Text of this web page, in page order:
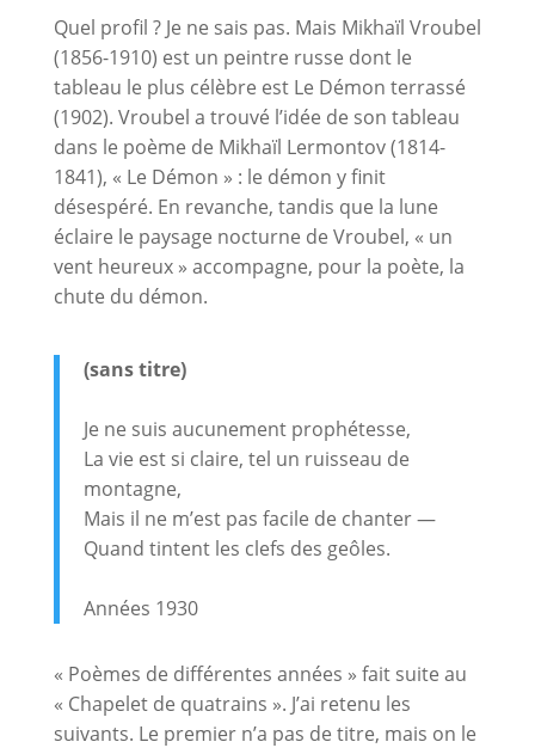
Quel profil ? Je ne sais pas. Mais Mikhaïl Vroubel
(1856-1910) est un peintre russe dont le
tableau le plus célèbre est Le Démon terrassé
(1902). Vroubel a trouvé l’idée de son tableau
dans le poème de Mikhaïl Lermontov (1814-
1841), « Le Démon » : le démon y finit
désespéré. En revanche, tandis que la lune
éclaire le paysage nocturne de Vroubel, « un
vent heureux » accompagne, pour la poète, la
chute du démon.
(sans titre)
Je ne suis aucunement prophétesse,
La vie est si claire, tel un ruisseau de
montagne,
Mais il ne m’est pas facile de chanter —
Quand tintent les clefs des geôles.
Années 1930
« Poèmes de différentes années » fait suite au
« Chapelet de quatrains ». J’ai retenu les
suivants. Le premier n’a pas de titre, mais on le